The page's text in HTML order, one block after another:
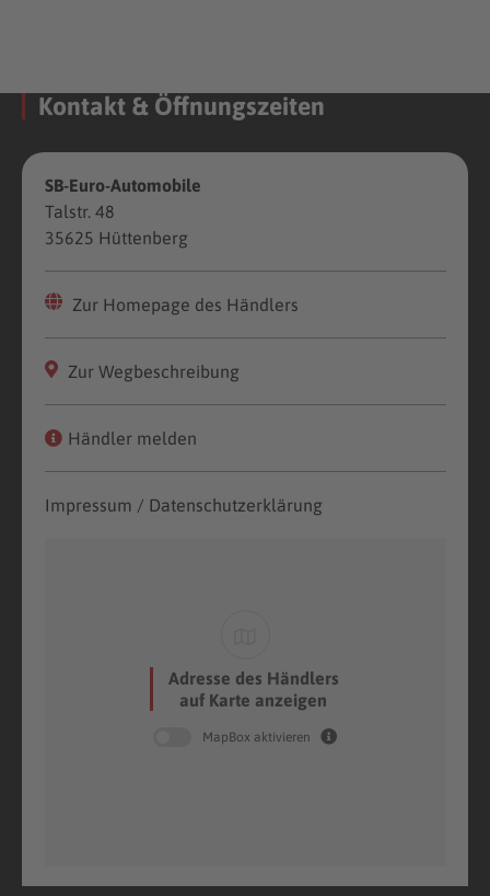
Kontakt & Öffnungszeiten
SB-Euro-Automobile
Talstr. 48
35625 Hüttenberg
Zur Homepage des Händlers
Zur Wegbeschreibung
Händler melden
Impressum / Datenschutzerklärung
Adresse des Händlers
auf Karte anzeigen
MapBox aktivieren